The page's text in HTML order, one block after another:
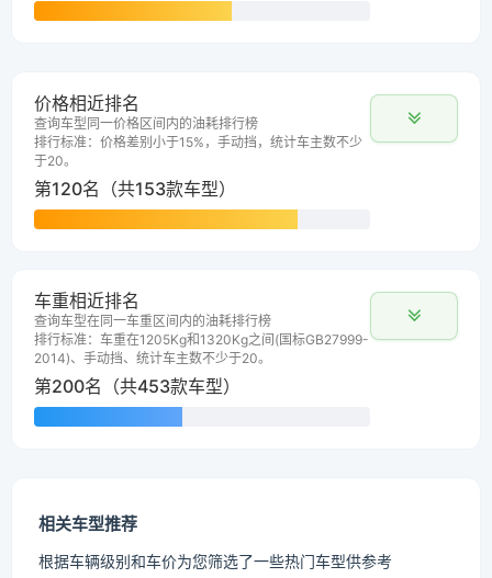
价格相近排名
查询车型同一价格区间内的油耗排行榜
排行标准：价格差别小于15%，手动挡，统计车主数不少
于20。
第120名（共153款车型）
车重相近排名
查询车型在同一车重区间内的油耗排行榜
排行标准：车重在1205Kg和1320Kg之间(国标GB27999-
2014)、手动挡、统计车主数不少于20。
第200名（共453款车型）
相关车型推荐
根据车辆级别和车价为您筛选了一些热门车型供参考